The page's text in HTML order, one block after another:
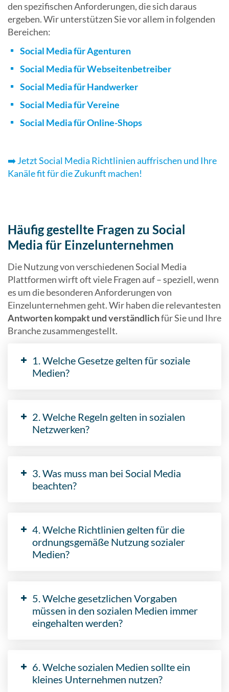
den spezifischen Anforderungen, die sich daraus
ergeben. Wir unterstützen Sie vor allem in folgenden
Bereichen:
Social Media für Agenturen
Social Media für Webseitenbetreiber
Social Media für Handwerker
Social Media für Vereine
Social Media für Online-Shops
➡️ Jetzt Social Media Richtlinien auffrischen und Ihre
Kanäle fit für die Zukunft machen!
Häufig gestellte Fragen zu Social
Media für Einzelunternehmen
Die Nutzung von verschiedenen Social Media
Plattformen wirft oft viele Fragen auf – speziell, wenn
es um die besonderen Anforderungen von
Einzelunternehmen geht. Wir haben die relevantesten
Antworten kompakt und verständlichfür Sie und Ihre
Branche zusammengestellt.
1. Welche Gesetze gelten für soziale
Medien?
2. Welche Regeln gelten in sozialen
Netzwerken?
3. Was muss man bei Social Media
beachten?
4. Welche Richtlinien gelten für die
ordnungsgemäße Nutzung sozialer
Medien?
5. Welche gesetzlichen Vorgaben
müssen in den sozialen Medien immer
eingehalten werden?
6. Welche sozialen Medien sollte ein
kleines Unternehmen nutzen?